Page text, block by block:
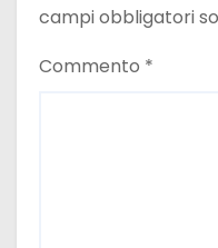
campi obbligatori
Commento *